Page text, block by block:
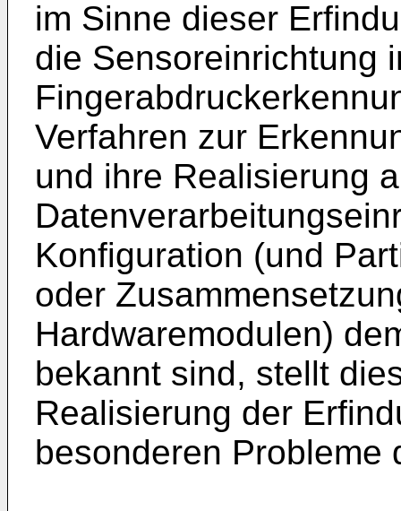
im Sinne dieser
die Sensoreinrichtung
Verfahren zur
und ihre Realisierung
Konfiguration (und
oder
Hardwaremodulen)
bekannt sind, stellt
Realisierung der
besonderen Probleme